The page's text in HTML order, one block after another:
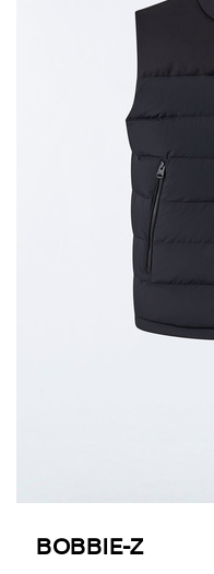
BOBBIE-Z